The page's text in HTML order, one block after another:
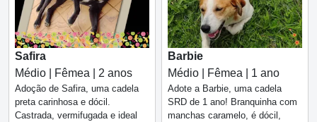
Safira
Médio | Fêmea | 2 anos
Adoção de Safira, uma cadela
preta carinhosa e dócil.
Castrada, vermifugada e ideal
Barbie
Médio | Fêmea | 1 ano
Adote a Barbie, uma cadela
SRD de 1 ano! Branquinha com
manchas caramelo, é dócil,